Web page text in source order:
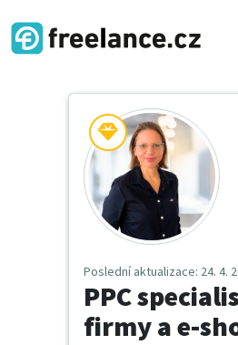
Poslední aktualizace: 24. 4.
PPC
firmy a e-